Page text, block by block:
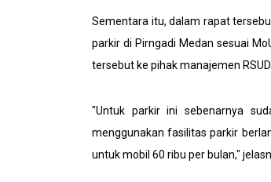
Sementara itu, dalam rapat
parkir di Pirngadi Medan sesuai
tersebut ke pihak manajemen RSUD
"Untuk parkir ini sebenarnya
menggunakan fasilitas parkir
untuk mobil 60 ribu per bulan,"